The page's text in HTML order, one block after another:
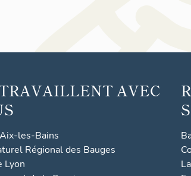
AVEC
les-Bains
Régional des Bauges
Lyon